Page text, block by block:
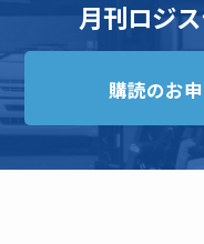
月刊ロジ
購読のお